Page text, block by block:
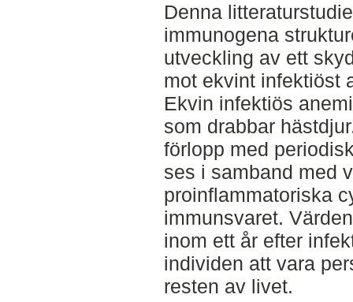
Denna
immunogena
utveckling av ett
mot ekvint infektiöst
Ekvin infektiös
som drabbar
förlopp med
ses i samband med
proinflammatoriska
immunsvaret.
inom ett år efter
individen att vara
resten av livet.